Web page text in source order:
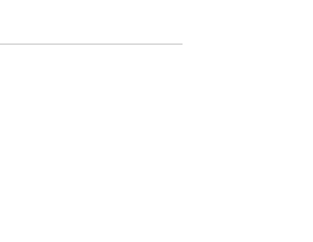
ya sea en un entorno
Para obtener más